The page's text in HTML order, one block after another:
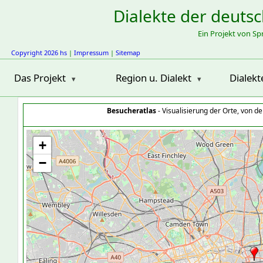
Dialekte der
Ein Projekt von
Copyright 2026 hs | Impressum | Sitemap
Das Projekt Region u. Dialekt
Besucheratlas- Visualisierung der Orte, von
+
−